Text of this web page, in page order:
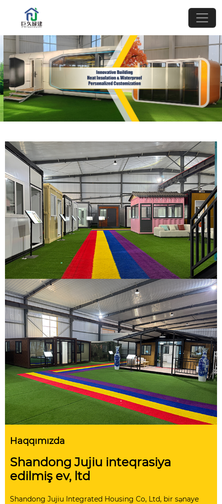
Haqqımızda
Shandong Jujiu inteqrasiya
edilmiş ev, ltd
Shandong Jujiu Integrated Housing Co, Ltd, bir sənaye